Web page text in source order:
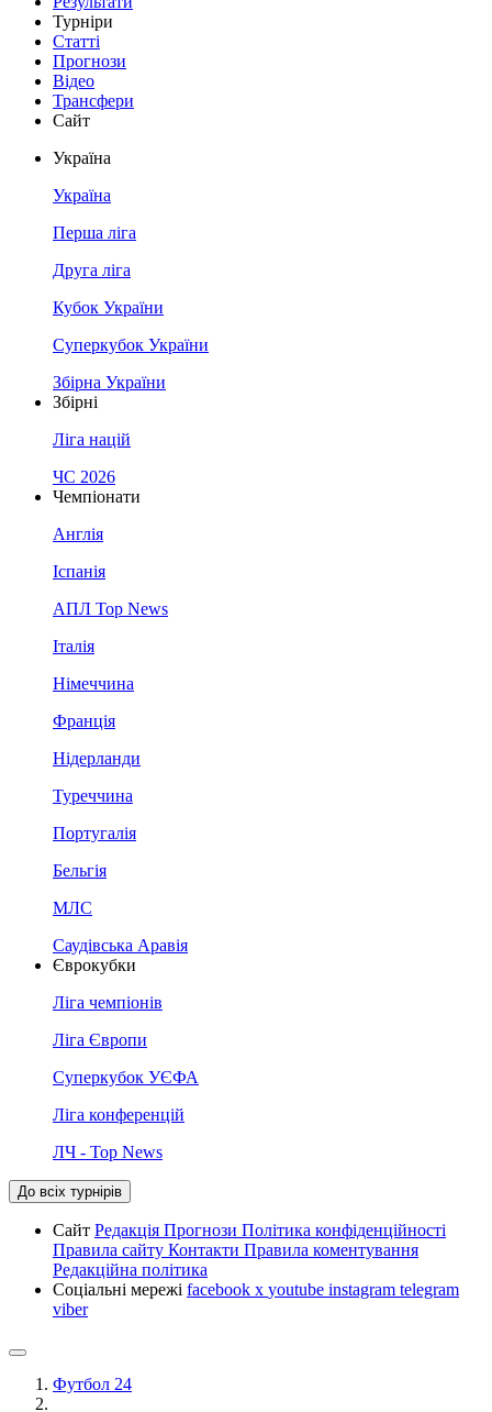
Турніри
Статті
Прогнози
Відео
Трансфери
Сайт
Україна
Україна
Перша ліга
Друга ліга
Кубок України
Суперкубок України
Збірна України
Збірні
Ліга націй
ЧС 2026
Чемпіонати
Англія
Іспанія
АПЛ Top News
Італія
Німеччина
Франція
Нідерланди
Туреччина
Португалія
Бельгія
МЛС
Саудівська Аравія
Єврокубки
Ліга чемпіонів
Ліга Європи
Суперкубок УЄФА
Ліга конференцій
ЛЧ - Top News
До всіх турнірів
Сайт Редакція Прогнози Політика конфіденційності
Правила сайту Контакти Правила коментування
Редакційна політика
Соціальні мережі facebook x youtube instagram telegram
viber
Футбол 24